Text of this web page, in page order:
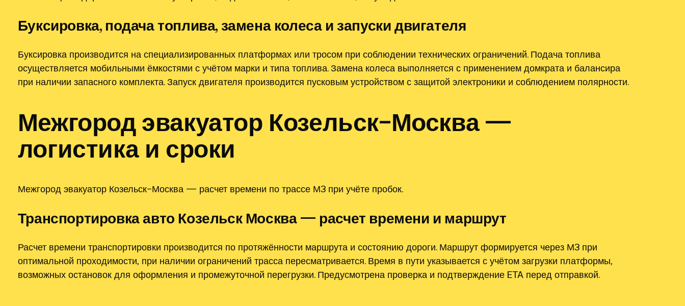
Буксировка‚ подача топлива‚ замена колеса и запуски двигателя
Буксировка производится на специализированных платформах или тросом при соблюдении технических ограничений. Подача топлива
осуществляется мобильными ёмкостями с учётом марки и типа топлива. Замена колеса выполняется с применением домкрата и балансира
при наличии запасного комплекта. Запуск двигателя производится пусковым устройством с защитой электроники и соблюдением полярности.
Межгород эвакуатор Козельск–Москва —
логистика и сроки
Межгород эвакуатор Козельск–Москва — расчет времени по трассе М3 при учёте пробок.
Транспортировка авто Козельск Москва — расчет времени и маршрут
Расчет времени транспортировки производится по протяжённости маршрута и состоянию дороги. Маршрут формируется через М3 при
оптимальной проходимости‚ при наличии ограничений трасса пересматривается. Время в пути указывается с учётом загрузки платформы‚
возможных остановок для оформления и промежуточной перегрузки. Предусмотрена проверка и подтверждение ETA перед отправкой.